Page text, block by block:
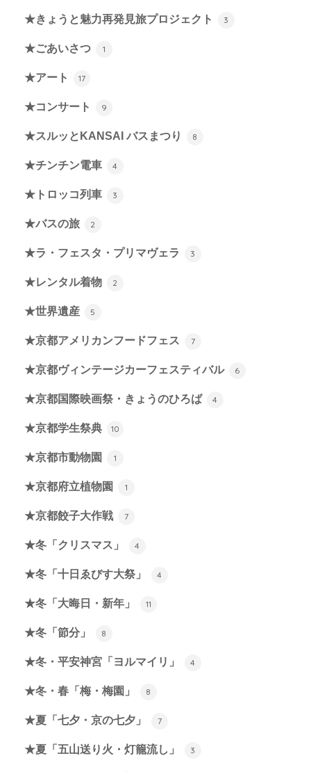
★きょうと魅力再発見旅プロジェクト 3
★ごあいさつ 1
★アート 17
★コンサート 9
★スルッとKANSAI バスまつり 8
★チンチン電車 4
★トロッコ列車 3
★バスの旅 2
★ラ・フェスタ・プリマヴェラ 3
★レンタル着物 2
★世界遺産 5
★京都アメリカンフードフェス 7
★京都ヴィンテージカーフェスティバル 6
★京都国際映画祭・きょうのひろば 4
★京都学生祭典 10
★京都市動物園 1
★京都府立植物園 1
★京都餃子大作戦 7
★冬「クリスマス」 4
★冬「十日ゑびす大祭」 4
★冬「大晦日・新年」 11
★冬「節分」 8
★冬・平安神宮「ヨルマイリ」 4
★冬・春「梅・梅園」 8
★夏「七夕・京の七夕」 7
★夏「五山送り火・灯籠流し」 3